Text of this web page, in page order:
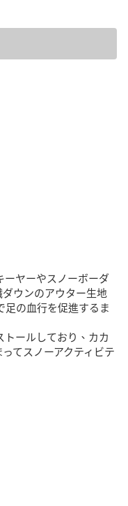
ヤーやスノーボーダ
ダウンのアウター生地
足の血行を促進するま
ールしており、カカ
てスノーアクティビテ